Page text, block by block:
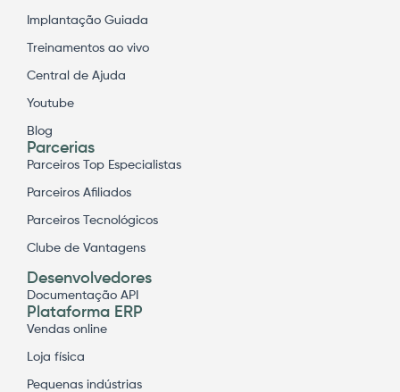
Implantação Guiada
Treinamentos ao vivo
Central de Ajuda
Youtube
Blog
Parcerias
Parceiros Top Especialistas
Parceiros Afiliados
Parceiros Tecnológicos
Clube de Vantagens
Desenvolvedores
Documentação API
Plataforma ERP
Vendas online
Loja física
Pequenas indústrias